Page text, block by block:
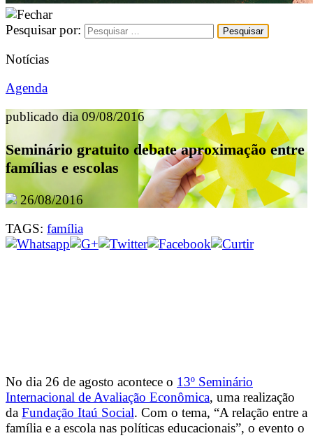
Pesquisar por:
Notícias
Agenda
publicado dia 09/08/2016
Seminário gratuito debate aproximação entre
famílias e escolas
26/08/2016
TAGS: família
No dia 26 de agosto acontece o 13º Seminário
Internacional de Avaliação Econômica, uma realização
da Fundação Itaú Social. Com o tema, “A relação entre a
família e a escola nas políticas educacionais”, o evento o